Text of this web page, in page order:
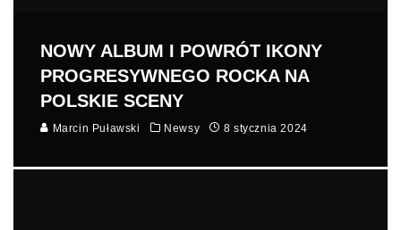
NOWY ALBUM I POWRÓT IKONY
PROGRESYWNEGO ROCKA NA
POLSKIE SCENY
Marcin Puławski Newsy 8 stycznia 2024